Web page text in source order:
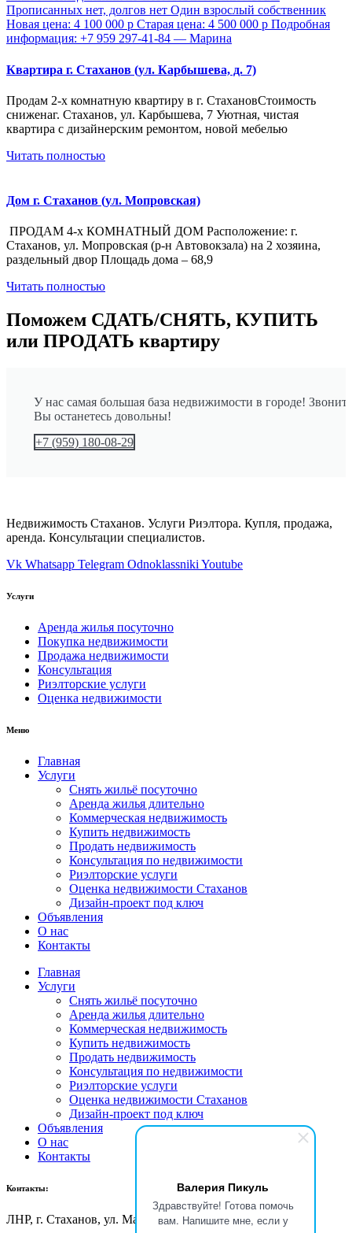
Валерия Пикуль
Здравствуйте! Готова помочь
вам. Напишите мне, если у
Квартира г. Стаханов (ул. Карбышева, д. 7)
Продам 2-х комнатную квартиру в г. СтахановСтоимость
сниженаг. Стаханов, ул. Карбышева, 7 Уютная, чистая
квартира с дизайнерским ремонтом, новой мебелью
Читать полностью
Дом г. Стаханов (ул. Мопровская)
ПРОДАМ 4-х КОМНАТНЫЙ ДОМ Расположение: г.
Стаханов, ул. Мопровская (р-н Автовокзала) на 2 хозяина,
раздельный двор Площадь дома – 68,9
Читать полностью
Поможем СДАТЬ/СНЯТЬ, КУПИТЬ
или ПРОДАТЬ квартиру
У нас самая большая база недвижимости в городе!
Вы останетесь довольны!
+7 (959) 180-08-29
Недвижимость Стаханов. Услуги Риэлтора. Купля, продажа,
аренда. Консультации специалистов.
Vk Whatsapp Telegram Odnoklassniki Youtube
Услуги
Аренда жилья посуточно
Покупка недвижимости
Продажа недвижимости
Консультация
Риэлторские услуги
Оценка недвижимости
Меню
Главная
Услуги
Снять жильё посуточно
Аренда жилья длительно
Коммерческая недвижимость
Купить недвижимость
Продать недвижимость
Консультация по недвижимости
Риэлторские услуги
Оценка недвижимости Стаханов
Дизайн-проект под ключ
Объявления
О нас
Контакты
Главная
Услуги
Снять жильё посуточно
Аренда жилья длительно
Коммерческая недвижимость
Купить недвижимость
Продать недвижимость
Консультация по недвижимости
Риэлторские услуги
Оценка недвижимости Стаханов
Дизайн-проект под ключ
Объявления
О нас
Контакты
Контакты:
ЛНР, г. Стаханов, ул. Макерова, д. 12